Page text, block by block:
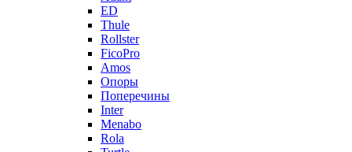
ED
Thule
Rollster
FicoPro
Amos
Опоры
Поперечины
Inter
Menabo
Rola